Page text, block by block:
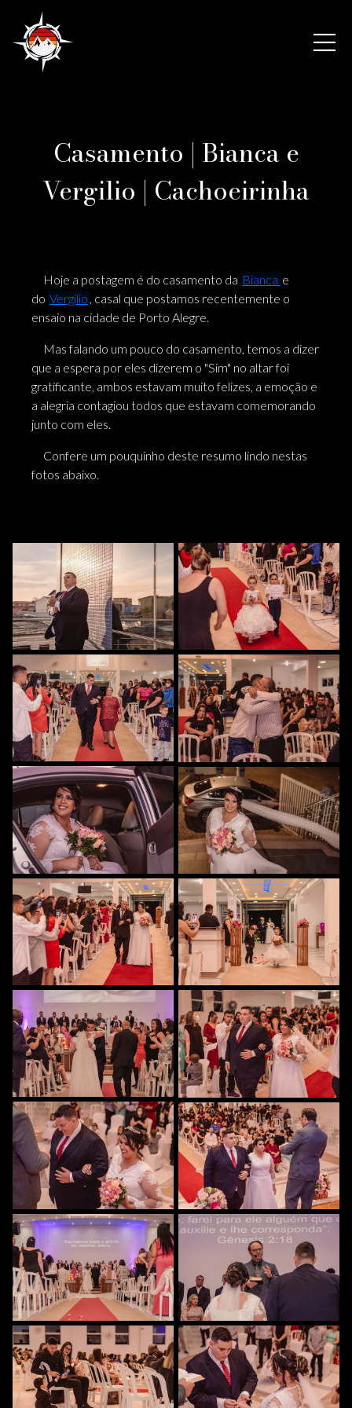
Casamento | Bianca e
Vergilio | Cachoeirinha
Hoje a postagem é do casamento da Bianca e
do Vergilio , casal que postamos recentemente o
ensaio na cidade de Porto Alegre.
Mas falando um pouco do casamento, temos a dizer
que a espera por eles dizerem o "Sim" no altar foi
gratificante, ambos estavam muito felizes, a emoção e
a alegria contagiou todos que estavam comemorando
junto com eles.
Confere um pouquinho deste resumo lindo nestas
fotos abaixo.